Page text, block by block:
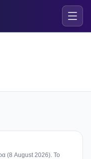
(8 August 2026). Το